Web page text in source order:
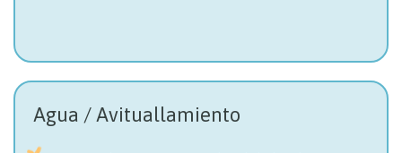
Agua / Avituallamiento